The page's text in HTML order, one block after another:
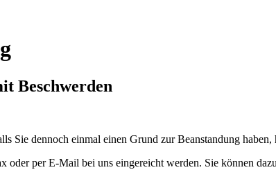
Beschwerden
Sie dennoch einmal einen Grund zur Beanstandung
oder per E-Mail bei uns eingereicht werden. Sie können